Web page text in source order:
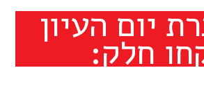
יום העיון
חלק: